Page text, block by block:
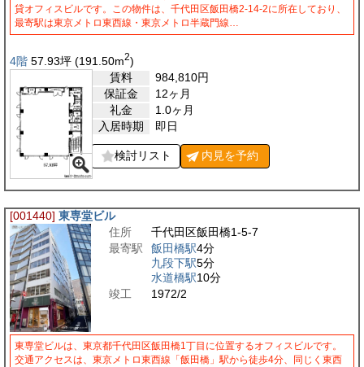
貸オフィスビルです。この物件は、千代田区飯田橋2-14-2に所在しており、
最寄駅は東京メトロ東西線・東京メトロ半蔵門線…
4階 57.93坪 (191.50m2)
賃料
984,810円
保証金
12ヶ月
礼金
1.0ヶ月
入居時期
即日
検討リスト 内見を予約
[001440] 東専堂ビル
住所
千代田区飯田橋1-5-7
最寄駅
飯田橋駅4分
九段下駅5分
水道橋駅10分
竣工
1972/2
東専堂ビルは、東京都千代田区飯田橋1丁目に位置するオフィスビルです。
交通アクセスは、東京メトロ東西線「飯田橋」駅から徒歩4分、同じく東西